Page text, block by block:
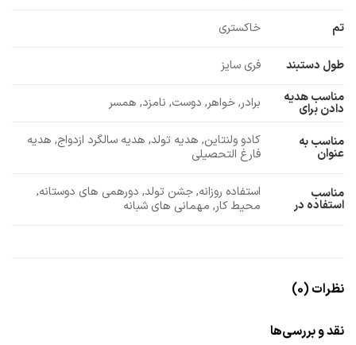
تم خاکستری
طول دستبند
فری سایز
مناسب هدیه
دادن برای برادر, خواهر, دوست, نامزد, همسر
مناسب به
عنوان
کادو ولنتاین, هدیه تولد, هدیه سالگرد ازدواج, هدیه
فارغ التحصیلی
مناسب
استفاده در
استفاده روزانه, جشن تولد, دورهمی های دوستانه,
محیط کار, مهمانی های شبانه
نظرات (0)
نقد و بررسی‌ها